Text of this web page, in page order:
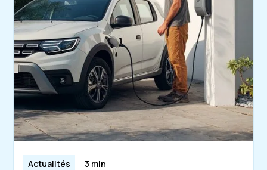
Actualités 3 min